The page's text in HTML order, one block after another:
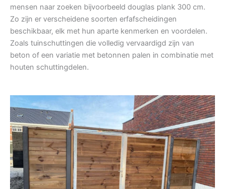
mensen naar zoeken bijvoorbeeld douglas plank 300 cm.
Zo zijn er verscheidene soorten erfafscheidingen
beschikbaar, elk met hun aparte kenmerken en voordelen.
Zoals tuinschuttingen die volledig vervaardigd zijn van
beton of een variatie met betonnen palen in combinatie met
houten schuttingdelen.